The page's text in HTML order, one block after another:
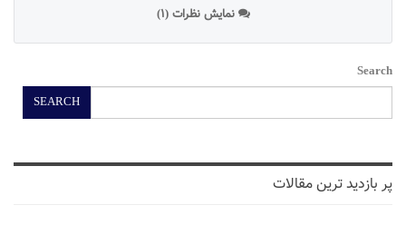
نمایش نظرات (1)
Search
SEARCH
پر بازدید ترین مقالات